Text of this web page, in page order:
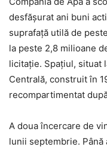
desfășurat ani buni
suprafață utilă de
la peste 2,8 milioane
licitație. Spațiul, situat
Centrală, construit în
recompartimentat
A doua încercare de
lunii septembrie. Până